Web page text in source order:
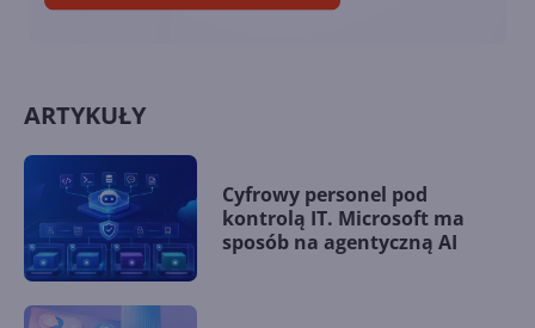
ARTYKUŁY
Cyfrowy personel pod
kontrolą IT. Microsoft ma
sposób na agentyczną AI